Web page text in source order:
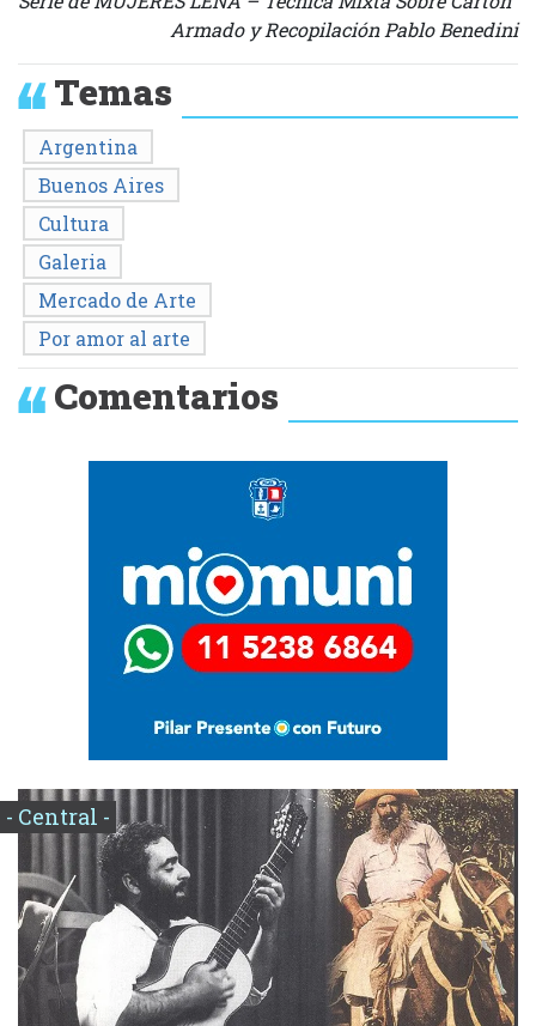
Armado y Recopilación Pablo Benedini
Temas
Argentina
Buenos Aires
Cultura
Galeria
Mercado de Arte
Por amor al arte
Comentarios
- Central -